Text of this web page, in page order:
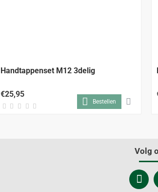
Handtappenset M12 3delig
€25,95
Bestellen
Volg